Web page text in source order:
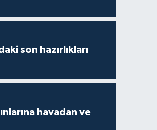
son hazırlıkları
havadan ve